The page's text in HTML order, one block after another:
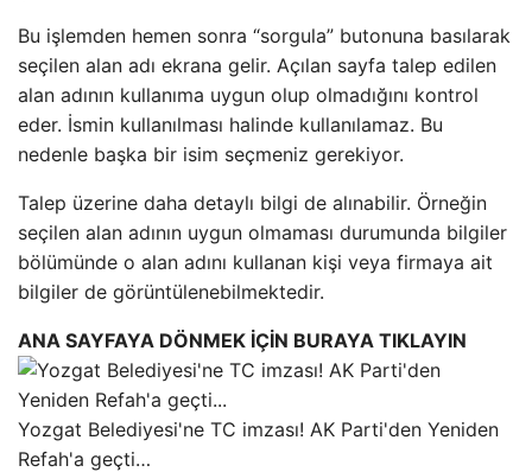
Bu işlemden hemen sonra “sorgula” butonuna basılarak
seçilen alan adı ekrana gelir. Açılan sayfa talep edilen
alan adının kullanıma uygun olup olmadığını kontrol
eder. İsmin kullanılması halinde kullanılamaz. Bu
nedenle başka bir isim seçmeniz gerekiyor.
Talep üzerine daha detaylı bilgi de alınabilir. Örneğin
seçilen alan adının uygun olmaması durumunda bilgiler
bölümünde o alan adını kullanan kişi veya firmaya ait
bilgiler de görüntülenebilmektedir.
ANA SAYFAYA DÖNMEK İÇİN BURAYA TIKLAYIN
Yozgat Belediyesi'ne TC imzası! AK Parti'den Yeniden
Refah'a geçti…